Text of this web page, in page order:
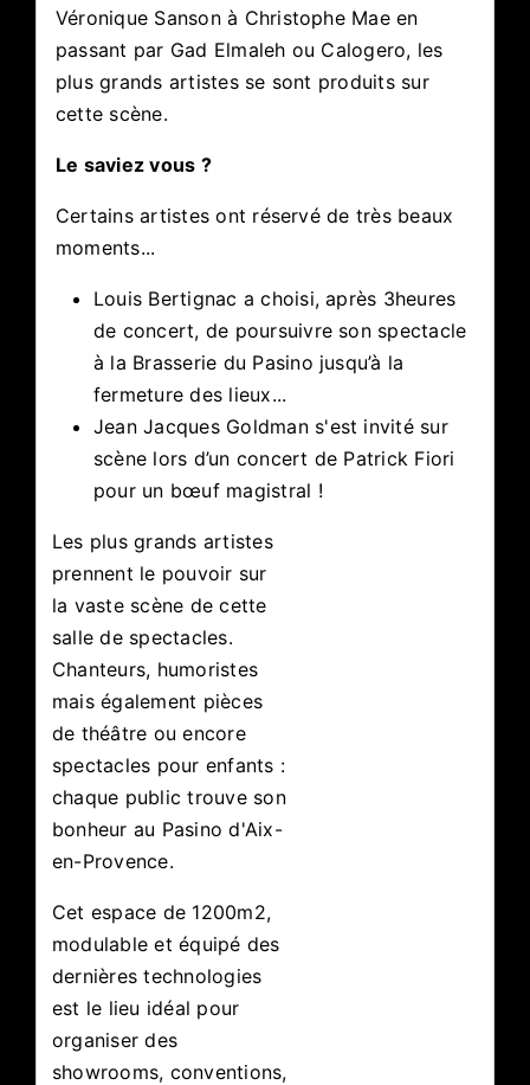
Véronique Sanson à Christophe Mae en
passant par Gad Elmaleh ou Calogero, les
plus grands artistes se sont produits sur
cette scène.
Le saviez vous ?
Certains artistes ont réservé de très beaux
moments...
Louis Bertignac a choisi, après 3heures
de concert, de poursuivre son spectacle
à la Brasserie du Pasino jusqu’à la
fermeture des lieux...
Jean Jacques Goldman s'est invité sur
scène lors d’un concert de Patrick Fiori
pour un bœuf magistral !
Les plus grands artistes
prennent le pouvoir sur
la vaste scène de cette
salle de spectacles.
Chanteurs, humoristes
mais également pièces
de théâtre ou encore
spectacles pour enfants :
chaque public trouve son
bonheur au Pasino d'Aix-
en-Provence.
Cet espace de 1200m2,
modulable et équipé des
dernières technologies
est le lieu idéal pour
organiser des
showrooms, conventions,